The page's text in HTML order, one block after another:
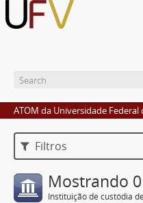
ATOM da Universidade Federal
Filtros
Mostrando
Instituição de custódia